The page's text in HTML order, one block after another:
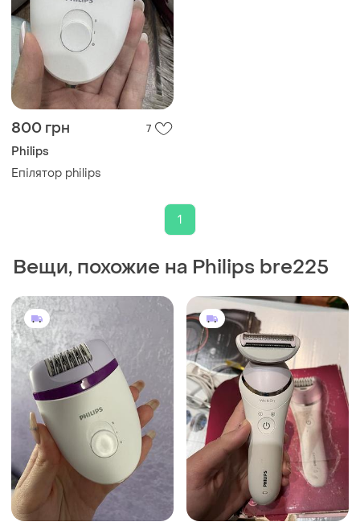
800 грн 7
Philips
Епілятор philips
1
Вещи, похожие на Philips bre225